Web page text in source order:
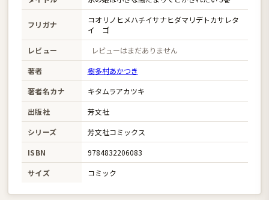
フリガナ
コオリノヒメハチイサナヒダマリデトカサレタ
イ ゴ
レビュー
レビューはまだありません
著者
樹多村あかつき
著者名カナ
キタムラアカツキ
出版社
芳文社
シリーズ
芳文社コミックス
ISBN
9784832206083
サイズ
コミック